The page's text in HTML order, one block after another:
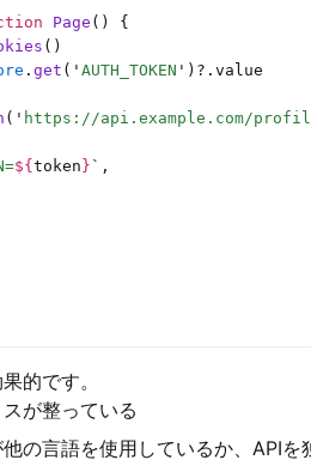
Page () {
()
. get ( ' AUTH_TOKEN ' )?.value
( ' https://api.example.com/
${ token } ` ,
的です。
が整っている
の言語を使用しているか、APIを